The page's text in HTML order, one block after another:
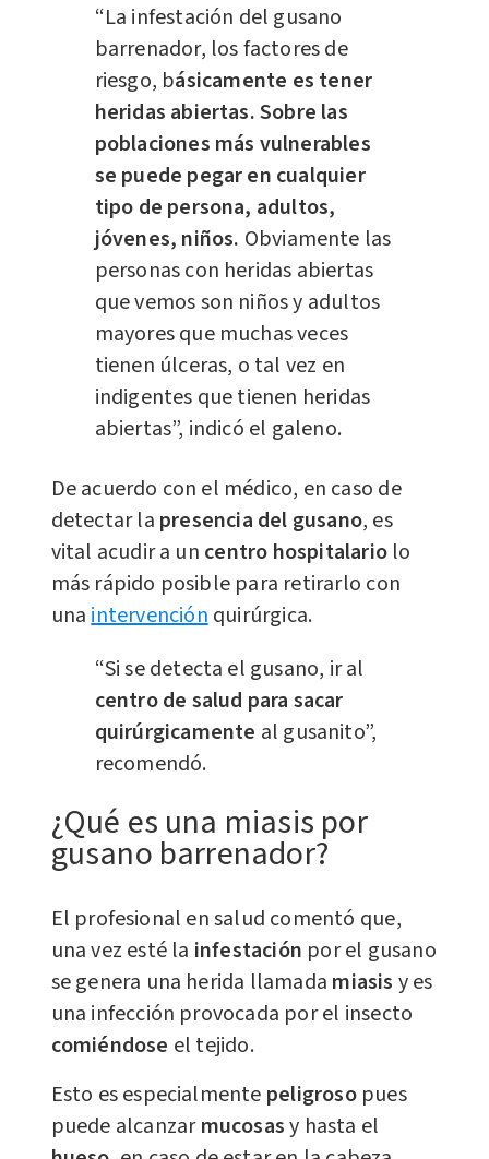
“La infestación del gusano
barrenador, los factores de
riesgo, básicamente es tener
heridas abiertas. Sobre las
poblaciones más vulnerables
se puede pegar en cualquier
tipo de persona, adultos,
jóvenes, niños. Obviamente las
personas con heridas abiertas
que vemos son niños y adultos
mayores que muchas veces
tienen úlceras, o tal vez en
indigentes que tienen heridas
abiertas”, indicó el galeno.
De acuerdo con el médico, en caso de
detectar la presencia del gusano, es
vital acudir a un centro hospitalariolo
más rápido posible para retirarlo con
una intervención quirúrgica.
“Si se detecta el gusano, ir al
centro de salud para sacar
quirúrgicamente al gusanito”,
recomendó.
¿Qué es una miasis por
gusano barrenador?
El profesional en salud comentó que,
una vez esté la infestación por el gusano
se genera una herida llamada miasis y es
una infección provocada por el insecto
comiéndose el tejido.
Esto es especialmente peligroso pues
puede alcanzarmucosasy hasta el